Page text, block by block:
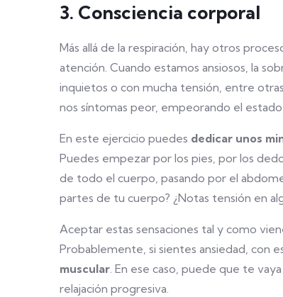
3. Consciencia corporal
Más allá de la respiración, hay otros
atención. Cuando estamos ansiosos, la
inquietos o con mucha tensión, entre
nos síntomas peor, empeorando el estado
En este ejercicio puedes dedicar unos
Puedes empezar por los pies, por los
de todo el cuerpo, pasando por el
partes de tu cuerpo? ¿Notas tensión en
Aceptar estas sensaciones tal y como
Probablemente, si sientes ansiedad, con
muscular . En ese caso, puede que te
relajación progresiva.